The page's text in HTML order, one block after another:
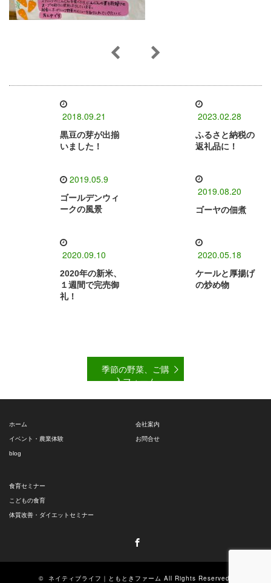
2018.09.21
黒豆の芽が出揃
いました！
2023.02.28
ふるさと納税の
返礼品に！
2019.05.9
ゴールデンウィ
ークの風景
2019.08.20
ゴーヤの佃煮
2020.09.10
2020年の新米、
１週間で完売御
礼！
2020.05.18
ケールと厚揚げ
の炒め物
季節の野菜、ご購
入フォーム
ホーム
イベント・農業体験
blog
会社案内
お問合せ
食育セミナー
こどもの食育
体質改善・ダイエットセミナー
© ネイティブライフ｜ともときファーム All Rights Reserved.